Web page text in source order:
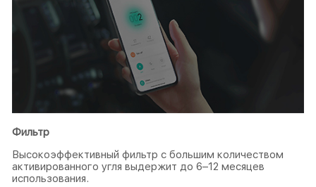
Фильтр
Высокоэффективный фильтр с большим количеством
активированного угля выдержит до 6–12 месяцев
использования.